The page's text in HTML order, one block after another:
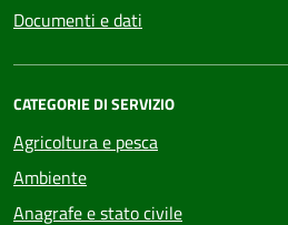
Documenti e dati
CATEGORIE DI SERVIZIO
Agricoltura e pesca
Ambiente
Anagrafe e stato civile